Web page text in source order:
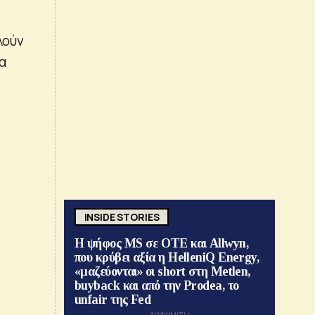
INSIDE STORIES
Η ψήφος MS σε ΟΤΕ και Allwyn,
που κρύβει αξία η HelleniQ Energy,
«μαζεύονται» οι short στη Metlen,
buyback και από την Prodea, το
unfair της Fed